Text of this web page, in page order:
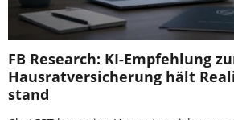
FB Research: KI-Empfehlung
Hausratversicherung hält
stand